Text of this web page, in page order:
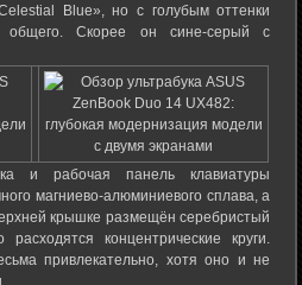
Blue», но с голубым оттенки
Скорее он сине-серый с
и рабочая панель клавиатуры
магниево-алюминиевого сплава, а
крышке размещён серебристый
концентрические круги.
привлекательно, хотя оно и не